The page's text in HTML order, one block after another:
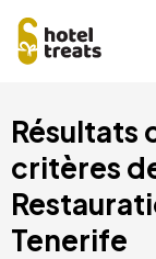
au
contenu
principal
Résultats
critères
Tenerife